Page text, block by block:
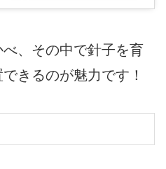
、その中で針子を育
きるのが魅力です！